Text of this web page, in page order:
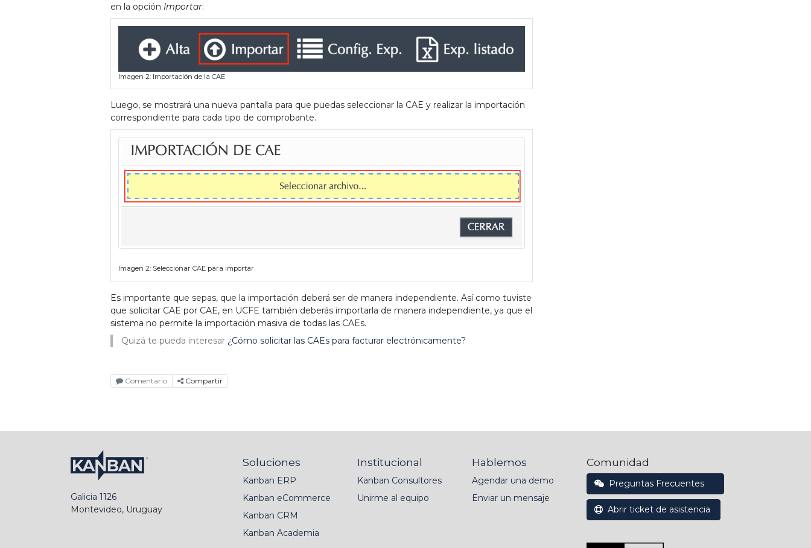
en la opción Importar:
Imagen 2: Importación de la CAE
Luego, se mostrará una nueva pantalla para que puedas seleccionar la CAE y realizar la importación
correspondiente para cada tipo de comprobante.
Imagen 2: Seleccionar CAE para importar
Es importante que sepas, que la importación deberá ser de manera independiente. Así como tuviste
que solicitar CAE por CAE, en UCFE también deberás importarla de manera independiente, ya que el
sistema no permite la importación masiva de todas las CAEs.
Quizá te pueda interesar ¿Cómo solicitar las CAEs para facturar electrónicamente?
Comentario Compartir
Galicia 1126
Montevideo, Uruguay
Soluciones
Kanban ERP
Kanban eCommerce
Kanban CRM
Kanban Academia
Institucional
Kanban Consultores
Unirme al equipo
Hablemos
Agendar una demo
Enviar un mensaje
Comunidad
Preguntas Frecuentes
Abrir ticket de asistencia